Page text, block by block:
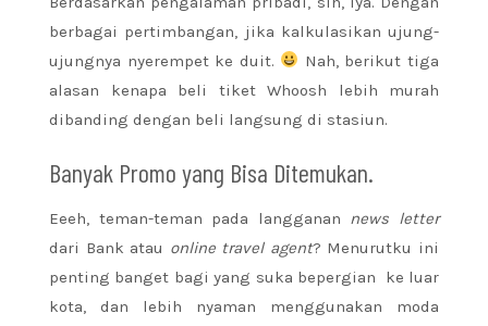
berbagai pertimbangan, jika kalkulasikan ujung-
ujungnya nyerempet ke duit.
Nah, berikut tiga
alasan kenapa beli tiket Whoosh lebih murah
dibanding dengan beli langsung di stasiun.
Banyak Promo yang Bisa Ditemukan.
Eeeh, teman-teman pada langganan news letter
dari Bank atau onlinetravel agent? Menurutku ini
penting banget bagi yang suka bepergian ke luar
kota, dan lebih nyaman menggunakan moda